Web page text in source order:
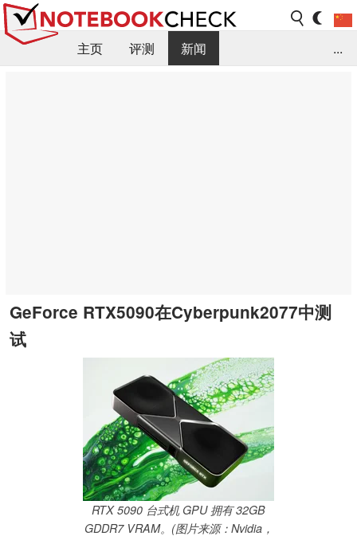
主页 评测
新闻
...
GeForce RTX5090在Cyberpunk2077中测
试
RTX 5090 台式机 GPU 拥有 32GB
GDDR7 VRAM。(图片来源：Nvidia，